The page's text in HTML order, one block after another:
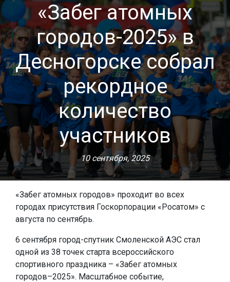
«Забег атомных
городов-2025» в
Десногорске собрал
рекордное
количество
участников
10 сентября, 2025
«Забег атомных городов» проходит во всех
городах присутствия Госкорпорации «Росатом» с
августа по сентябрь.
6 сентября город-спутник Смоленской АЭС стал
одной из 38 точек старта всероссийского
спортивного праздника – «Забег атомных
городов–2025». Масштабное событие,